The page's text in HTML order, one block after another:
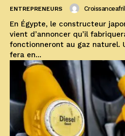
ENTREPRENEURS
En Égypte, le constructeur
vient d’annoncer qu’il
fonctionneront au gaz naturel.
fera en...